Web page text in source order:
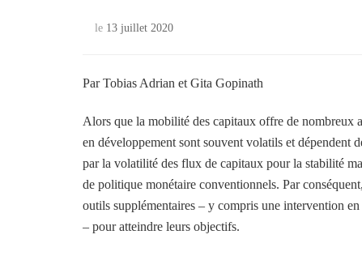
le 13 juillet 2020
Par Tobias Adrian et Gita Gopinath
Alors que la mobilité des capitaux offre de nombreux
en développement sont souvent volatils et dépendent
par la volatilité des flux de capitaux pour la stabilité
de politique monétaire conventionnels. Par
outils supplémentaires – y compris une intervention
– pour atteindre leurs objectifs.